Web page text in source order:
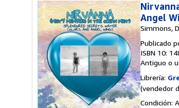
Angel
Simmons,
Publicado
ISBN 10:
Antiguo o
Librería:
(vendedor
Condición: